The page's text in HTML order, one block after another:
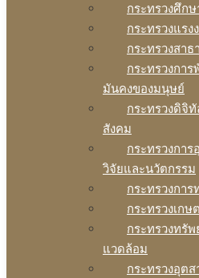
กระทรวงศึก
กระทรวงแรง
กระทรวงสา
กระทรวงกา
มันคงของมนุษย์
กระทรวงดิจิ
สังคม
กระทรวงกา
วิจัยและนวัตกรรม
กระทรวงการ
กระทรวงเก
กระทรวงทรั
แวดล้อม
กระทรวงอุต